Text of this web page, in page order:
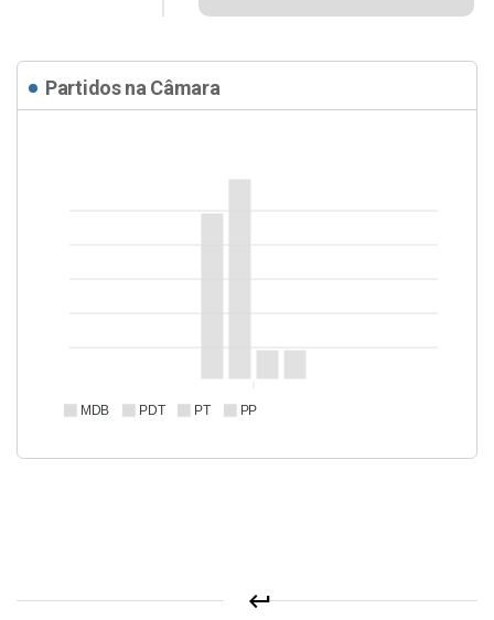
Partidos na Câmara
MDB PDT PT PP
keyboard_return